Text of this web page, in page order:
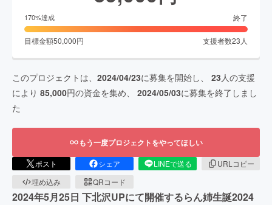
170%達成 終了
目標金額50,000円 支援者数23 人
このプロジェクトは、 2024/04/23に募集を開始し、 23 人の支援
により 85,000円の資金を集め、 2024/05/03に募集を終了しまし
た
もう一度プロジェクトをやってほしい
ポスト シェア LINEで送る
URLコピー
埋め込み
QRコード
2024年5月25日 下北沢UPにて開催するらん姉生誕2024